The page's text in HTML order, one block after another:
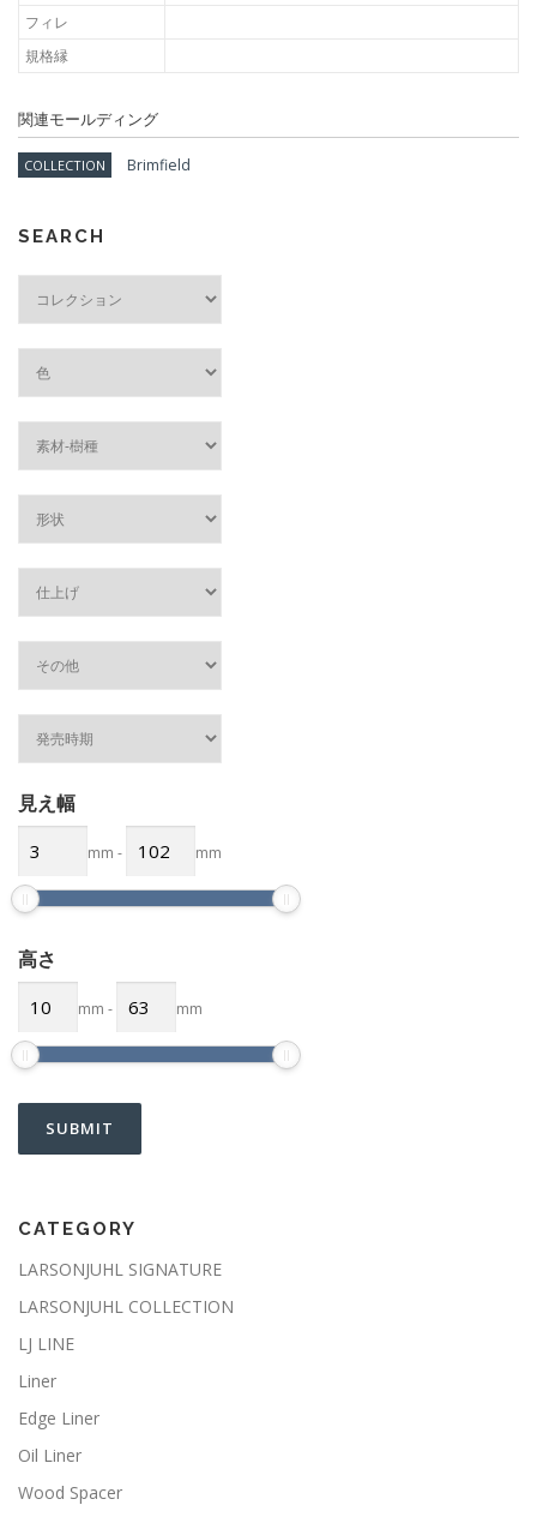
フィレ
規格縁
関連モールディング
COLLECTION Brimfield
SEARCH
見え幅
mm - mm
高さ
mm - mm
CATEGORY
LARSONJUHL SIGNATURE
LARSONJUHL COLLECTION
LJ LINE
Liner
Edge Liner
Oil Liner
Wood Spacer